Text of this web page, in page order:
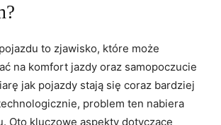
to zjawisko, które może
na komfort jazdy⁣ oraz samopoczucie
jak pojazdy stają się coraz bardziej
problem ten nabiera
Oto kluczowe aspekty ‍dotyczące